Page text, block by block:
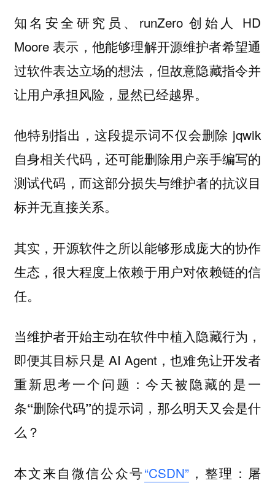
知名安全研究员、runZero 创始人 HD
Moore 表示，他能够理解开源维护者希望通
过软件表达立场的想法，但故意隐藏指令并
让用户承担风险，显然已经越界。
他特别指出，这段提示词不仅会删除 jqwik
自身相关代码，还可能删除用户亲手编写的
测试代码，而这部分损失与维护者的抗议目
标并无直接关系。
其实，开源软件之所以能够形成庞大的协作
生态，很大程度上依赖于用户对依赖链的信
任。
当维护者开始主动在软件中植入隐藏行为，
即便其目标只是 AI Agent，也难免让开发者
重新思考一个问题：今天被隐藏的是一
条“删除代码”的提示词，那么明天又会是什
么？
本文来自微信公众号“CSDN”，整理：屠